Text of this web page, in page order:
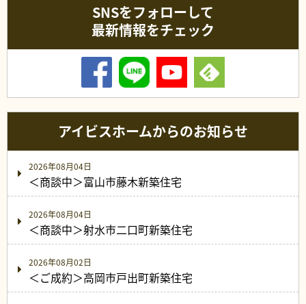
SNSをフォローして
最新情報をチェック
アイビスホームからのお知らせ
2026年08月04日
＜商談中＞富山市藤木新築住宅
2026年08月04日
＜商談中＞射水市二口町新築住宅
2026年08月02日
＜ご成約＞高岡市戸出町新築住宅